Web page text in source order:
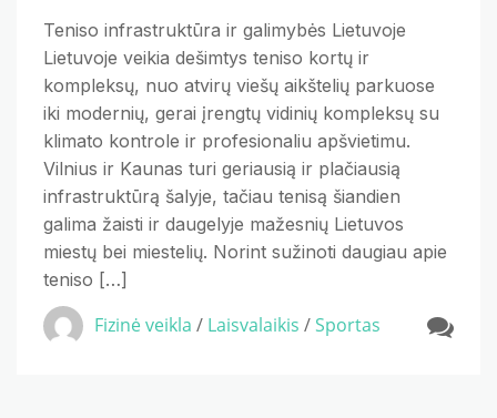
Teniso infrastruktūra ir galimybės Lietuvoje
Lietuvoje veikia dešimtys teniso kortų ir
kompleksų, nuo atvirų viešų aikštelių parkuose
iki modernių, gerai įrengtų vidinių kompleksų su
klimato kontrole ir profesionaliu apšvietimu.
Vilnius ir Kaunas turi geriausią ir plačiausią
infrastruktūrą šalyje, tačiau tenisą šiandien
galima žaisti ir daugelyje mažesnių Lietuvos
miestų bei miestelių. Norint sužinoti daugiau apie
teniso […]
Fizinė veikla / Laisvalaikis /Sportas